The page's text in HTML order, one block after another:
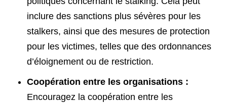
inclure des sanctions plus sévères pour les
stalkers, ainsi que des mesures de protection
pour les victimes, telles que des ordonnances
d’éloignement ou de restriction.
Coopération entre les organisations :
Encouragez la coopération entre les